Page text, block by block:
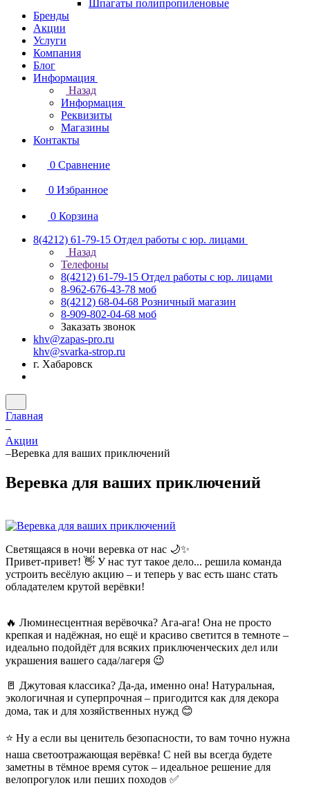
Шпагаты полипропиленовые
Бренды
Акции
Услуги
Компания
Блог
Информация
Назад
Информация
Реквизиты
Магазины
Контакты
0 Сравнение
0 Избранное
0 Корзина
8(4212) 61-79-15 Отдел работы с юр. лицами
Назад
Телефоны
8(4212) 61-79-15 Отдел работы с юр. лицами
8-962-676-43-78 моб
8(4212) 68-04-68 Розничный магазин
8-909-802-04-68 моб
Заказать звонок
khv@zapas-pro.ru
khv@svarka-strop.ru
г. Хабаровск
Главная
–
Акции
–Веревка для ваших приключений
Веревка для ваших приключений
Светящаяся в ночи веревка от нас 🌙✨
Привет-привет! 👋 У нас тут такое дело... решила команда
устроить весёлую акцию – и теперь у вас есть шанс стать
обладателем крутой верёвки!
🔥 Люминесцентная верёвочка? Ага-ага! Она не просто
крепкая и надёжная, но ещё и красиво светится в темноте –
идеально подойдёт для всяких приключенческих дел или
украшения вашего сада/лагеря 😉
🚪 Джутовая классика? Да-да, именно она! Натуральная,
экологичная и суперпрочная – пригодится как для декора
дома, так и для хозяйственных нужд 😊
⭐️ Ну а если вы ценитель безопасности, то вам точно нужна
наша светоотражающая верёвка! С ней вы всегда будете
заметны в тёмное время суток – идеальное решение для
велопрогулок или пеших походов ✅